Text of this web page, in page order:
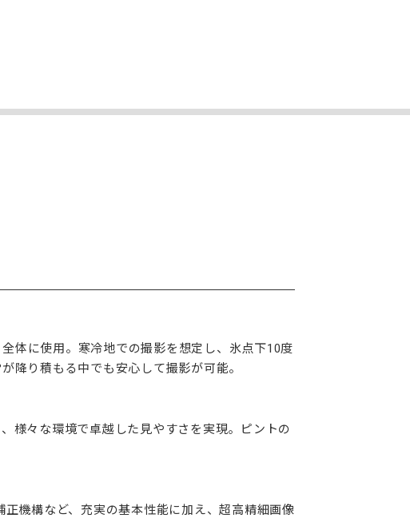
体に使用。寒冷地での撮影を想定し、氷点下10度
降り積もる中でも安心して撮影が可能。
様々な環境で卓越した見やすさを実現。ピントの
機構など、充実の基本性能に加え、超高精細画像